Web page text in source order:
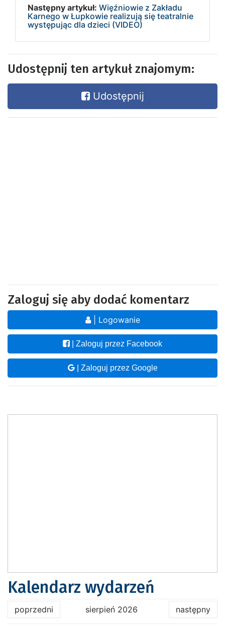
Następny artykuł: Więźniowie z Zakładu
Karnego w Łupkowie realizują się teatralnie
występując dla dzieci (VIDEO)
Udostępnij ten artykuł znajomym:
Udostępnij
Zaloguj się aby dodać komentarz
| Logowanie
| Zaloguj przez Facebook
| Zaloguj przez Google
Kalendarz wydarzeń
poprzedni sierpień 2026 następny